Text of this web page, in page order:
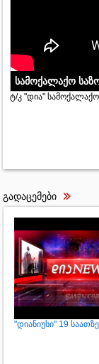
სამოქალაქო
ტ/კ "დია"
გადაცემები
"დიანიუსი" 19